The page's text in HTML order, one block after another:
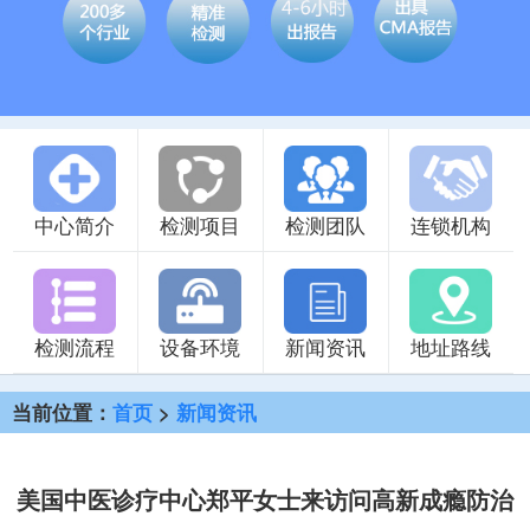
中心简介 检测项目 检测团队 连锁机构
检测流程 设备环境 新闻资讯 地址路线
当前位置： 首页 > 新闻资讯
美国中医诊疗中心郑平女士来访问高新成瘾防治